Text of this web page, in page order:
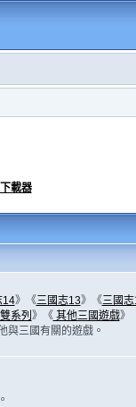
載器
14》《三國志13》《三國
系列 》《其他三國遊戲》
與三國有關的遊戲。